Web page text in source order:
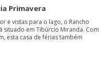
Primavera
e vistas para o lago, o Rancho
situado em Tibúrcio Miranda. Com
esta casa de férias também